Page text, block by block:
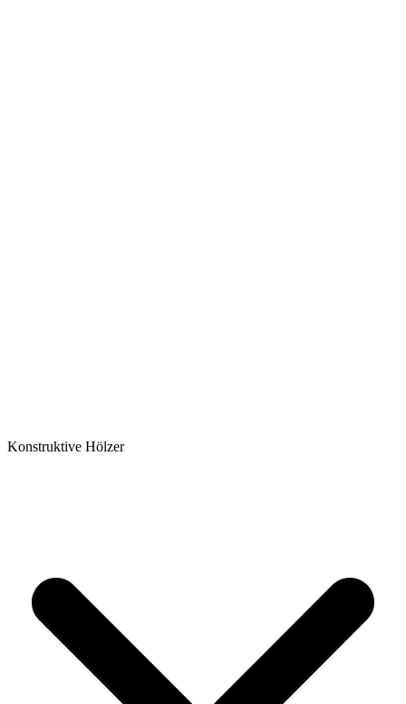
Konstruktive Hölzer